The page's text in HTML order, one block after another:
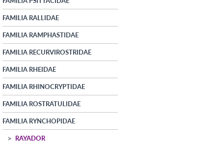
FAMILIA RALLIDAE
FAMILIA RAMPHASTIDAE
FAMILIA RECURVIROSTRIDAE
FAMILIA RHEIDAE
FAMILIA RHINOCRYPTIDAE
FAMILIA ROSTRATULIDAE
FAMILIA RYNCHOPIDAE
RAYADOR